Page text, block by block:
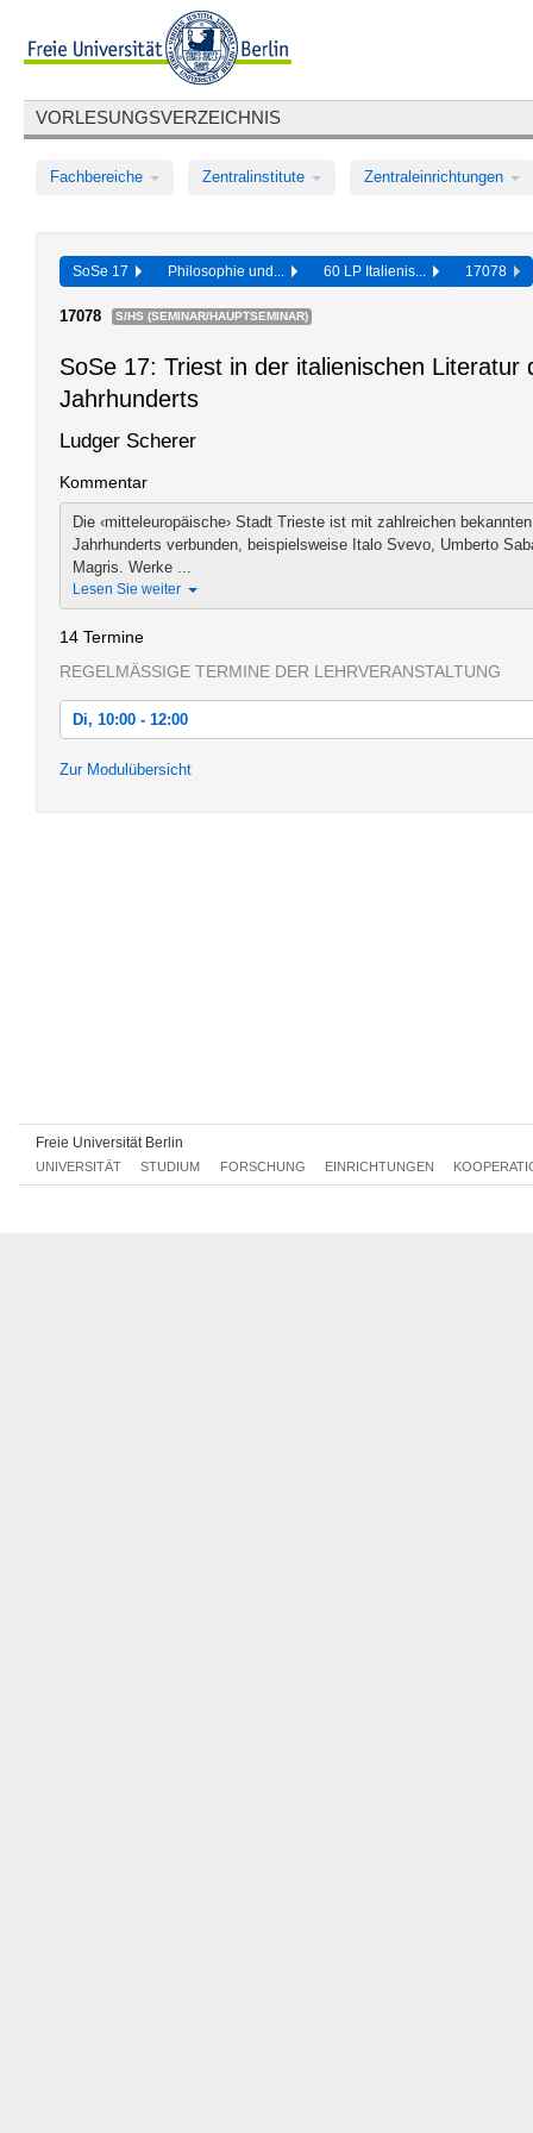
VORLESUNGSVERZEICHNIS
Fachbereiche Zentralinstitute Zentraleinrichtungen
SoSe 17 Philosophie und... 60 LP Italienis... 17078
17078 S/HS (SEMINAR/HAUPTSEMINAR)
SoSe 17: Triest in der italienischen Literatur
Jahrhunderts
Ludger Scherer
Kommentar
Die ‹mitteleuropäische› Stadt Trieste ist mit zahlreichen
Jahrhunderts verbunden, beispielsweise Italo Svevo, Umberto
Magris. Werke ...
Lesen Sie weiter
14 Termine
REGELMÄSSIGE TERMINE DER LEHRVERANSTALTUNG
Di, 10:00 - 12:00
Di, 18.04.2017 10:00 - 12:00
Di, 27.06.2017 10:00 - 12:00
Di, 04.07.2017 10:00 - 12:00
Zur Modulübersicht
Freie Universität Berlin
UNIVERSITÄT STUDIUM FORSCHUNG EINRICHTUNGEN